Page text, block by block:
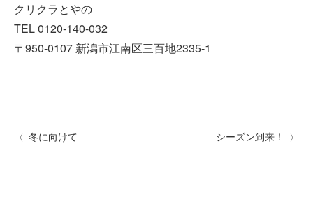
クリクラとやの
TEL 0120-140-032
〒950-0107 新潟市江南区三百地2335-1
冬に向けて シーズン到来！